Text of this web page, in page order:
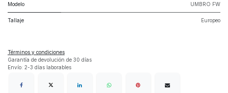
Modelo UMBRO FW
Tallaje Europeo
Términos y condiciones
Garantía de devolución de 30 días
Envío: 2-3 días laborables